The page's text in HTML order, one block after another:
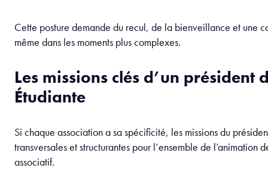
Porter une vision positive et donner une